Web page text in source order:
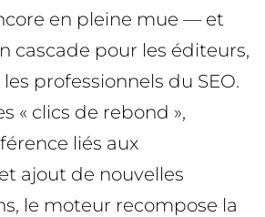
en pleine mue — et
cascade pour les éditeurs,
professionnels du SEO.
« clics de rebond »,
liés aux
ajout de nouvelles
le moteur recompose la